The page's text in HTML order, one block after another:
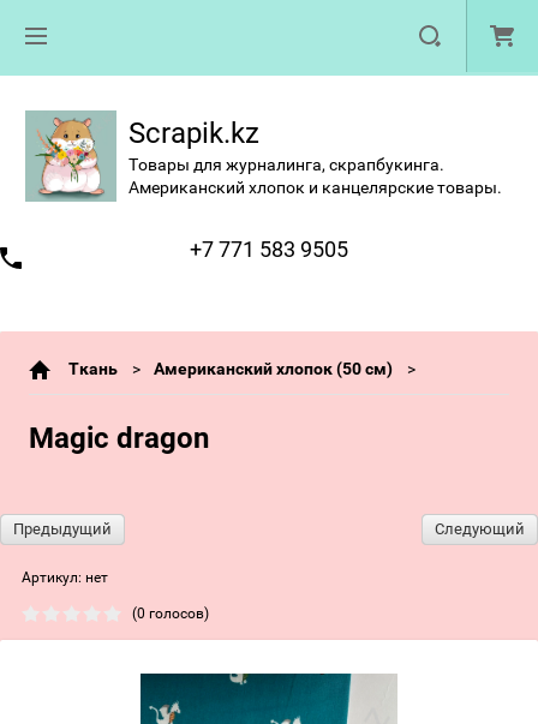
Scrapik.kz
Товары для журналинга, скрапбукинга.
Американский хлопок и канцелярские товары.
+7 771 583 9505
Ткань Американский хлопок (50 см)
Magic dragon
Предыдущий Следующий
Артикул: нет
(0 голосов)